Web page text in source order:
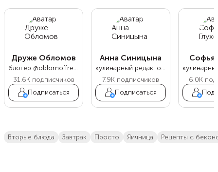
Друже Обломов
блогер @oblomoffrecipe
31.6Kподписчиков
Подписаться
Анна Синицына
кулинарный редактор Food.ru
7.9K подписчиков
Подписаться
Софья
6.0K
вторые блюда завтрак просто яичница рецепты с